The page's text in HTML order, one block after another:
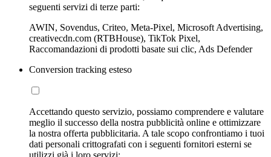
seguenti servizi di terze parti:
AWIN, Sovendus, Criteo, Meta-Pixel, Microsoft Advertising,
creativecdn.com (RTBHouse), TikTok Pixel,
Raccomandazioni di prodotti basate sui clic, Ads Defender
Conversion tracking esteso
Accettando questo servizio, possiamo comprendere e valutare
meglio il successo della nostra pubblicità online e ottimizzare
la nostra offerta pubblicitaria. A tale scopo confrontiamo i tuoi
dati personali crittografati con i seguenti fornitori esterni se
utilizzi già i loro servizi: